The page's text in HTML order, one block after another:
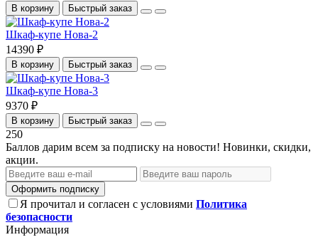
В корзину Быстрый заказ
Шкаф-купе Нова-2
14390 ₽
В корзину Быстрый заказ
Шкаф-купе Нова-3
9370 ₽
В корзину Быстрый заказ
250
Баллов дарим всем за подписку на новости! Новинки, скидки,
акции.
Оформить подписку
Я прочитал и согласен с условиями Политика
безопасности
Информация